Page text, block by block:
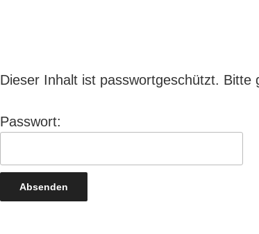
Dieser Inhalt ist passwortgeschützt.
Passwort: